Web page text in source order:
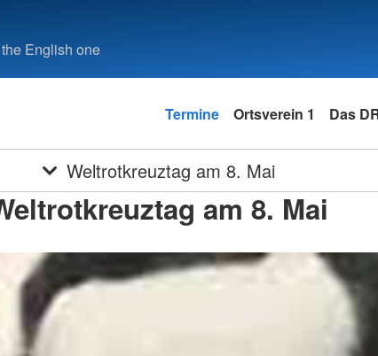
English one
Termine Ortsverein 1 Das
Weltrotkreuztag am 8. Mai
am 8. Mai